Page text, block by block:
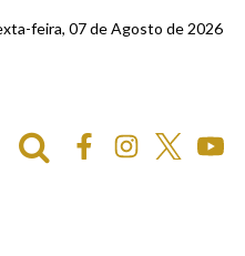
feira, 07 de Agosto de 2026